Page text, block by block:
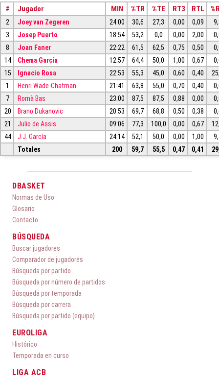
# Jugador MIN %TR %TE RT3 RTL
2 Joey van Zegeren 24:00 30,6 27,3 0,00 0,09
3
Josep Puerto 18:54 53,2 0,0 0,00 2,00
8
Joan Faner 22:22 61,5 62,5 0,75 0,50
14
Chema García 12:57 64,4 50,0 1,00 0,67
15
Ignacio Rosa 22:53 55,3 45,0 0,60 0,40
1
Henri Wade-Chatman 21:41 63,8 55,0 0,70 0,40
7
Romà Bas 23:00 87,5 87,5 0,88 0,00
20
Brano Dukanovic 20:53 69,7 68,8 0,50 0,38
21
Julio de Assis 09:06 77,3 100,0 0,00 0,67
44
J.J. García 24:14 52,1 50,0 0,00 1,00
Totales
200 59,7 55,5 0,47 0,41
DBASKET
Normas de Uso
Glosario
Contacto
BÚSQUEDA
Buscar jugadores
Comparador de jugadores
Búsqueda por partido
Búsqueda por número de partidos
Búsqueda por temporada
Búsqueda por carrera
Búsqueda por partido (equipo)
EUROLIGA
Histórico
Temporada en curso
LIGA ACB